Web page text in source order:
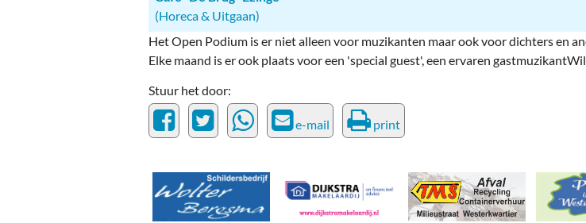
(Horeca & Uitgaan)
Het Open Podium is er niet alleen voor muzikanten maar ook voor dichters en
Elke maand is er ook plaats voor een 'special guest', een ervaren
Stuur het door:
e-mail print